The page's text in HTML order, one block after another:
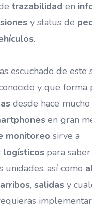
trazabilidad en
y status de
.
escuchado de este
y que forma
desde hace
en gran
monitoreo sirve a
logísticos para saber
unidades, así como
arribos, salidas y